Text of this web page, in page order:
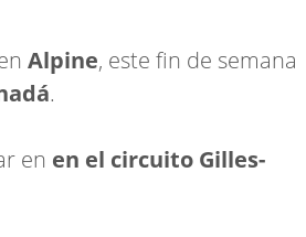
Alpine, este fin de semana
.
en en el circuito Gilles-